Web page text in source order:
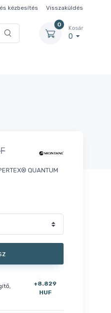
kézbesítés Visszaküldés
0
Kosár
0
QUANTUM
+8.829
HUF